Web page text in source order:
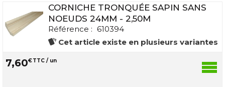
CORNICHE TRONQUÉE SAPIN SANS
NOEUDS 24MM - 2,50M
Référence : 610394
Cet article existe en plusieurs variantes
7,60€TTC / un